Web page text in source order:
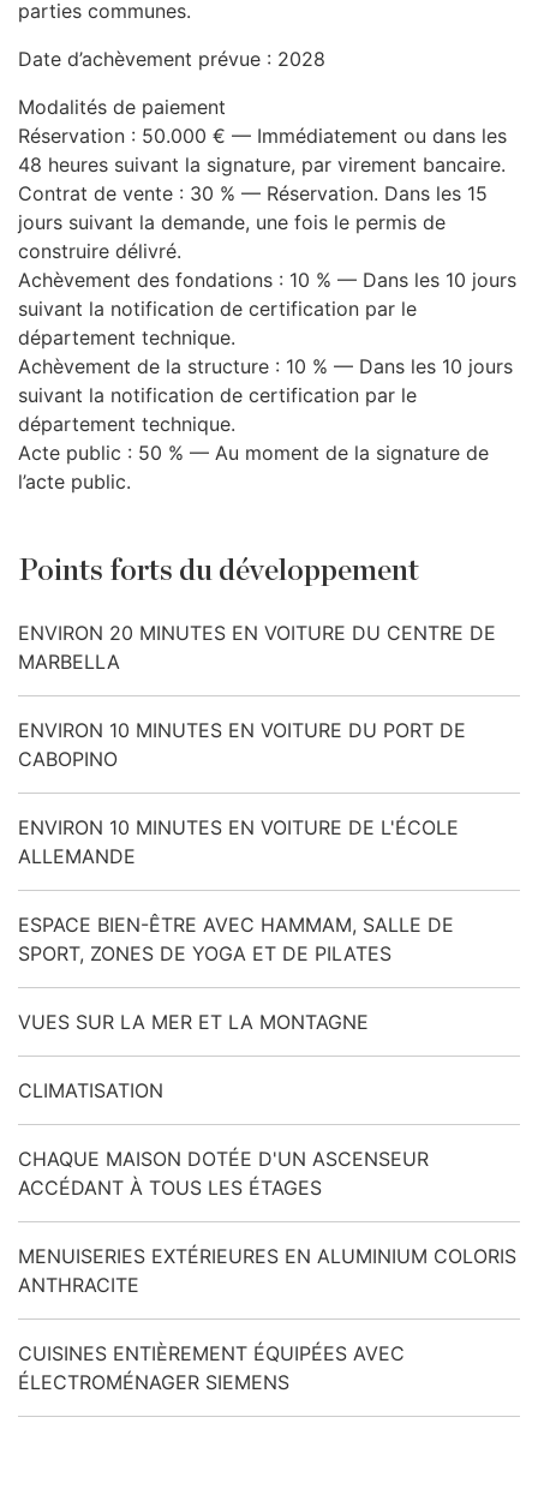
parties communes.
Date d’achèvement prévue : 2028
Modalités de paiement
Réservation : 50.000 € — Immédiatement ou dans les
48 heures suivant la signature, par virement bancaire.
Contrat de vente : 30 % — Réservation. Dans les 15
jours suivant la demande, une fois le permis de
construire délivré.
Achèvement des fondations : 10 % — Dans les 10 jours
suivant la notification de certification par le
département technique.
Achèvement de la structure : 10 % — Dans les 10 jours
suivant la notification de certification par le
département technique.
Acte public : 50 % — Au moment de la signature de
l’acte public.
Points forts du développement
ENVIRON 20 MINUTES EN VOITURE DU CENTRE DE
MARBELLA
ENVIRON 10 MINUTES EN VOITURE DU PORT DE
CABOPINO
ENVIRON 10 MINUTES EN VOITURE DE L'ÉCOLE
ALLEMANDE
ESPACE BIEN-ÊTRE AVEC HAMMAM, SALLE DE
SPORT, ZONES DE YOGA ET DE PILATES
VUES SUR LA MER ET LA MONTAGNE
CLIMATISATION
CHAQUE MAISON DOTÉE D'UN ASCENSEUR
ACCÉDANT À TOUS LES ÉTAGES
MENUISERIES EXTÉRIEURES EN ALUMINIUM COLORIS
ANTHRACITE
CUISINES ENTIÈREMENT ÉQUIPÉES AVEC
ÉLECTROMÉNAGER SIEMENS